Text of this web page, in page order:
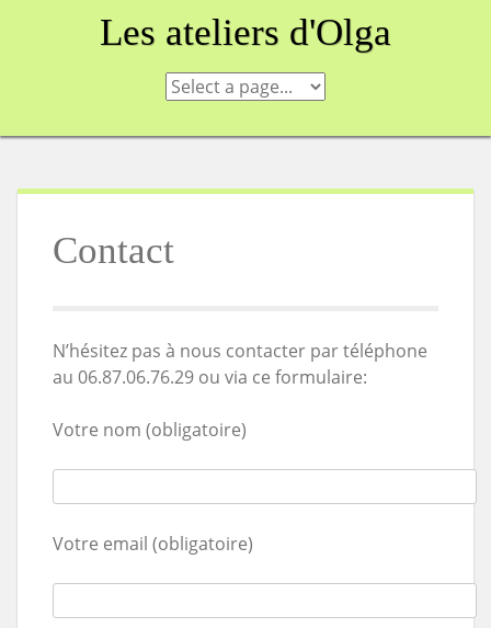
Les ateliers d'Olga
Contact
N’hésitez pas à nous contacter par téléphone
au 06.87.06.76.29 ou via ce formulaire:
Votre nom (obligatoire)
Votre email (obligatoire)